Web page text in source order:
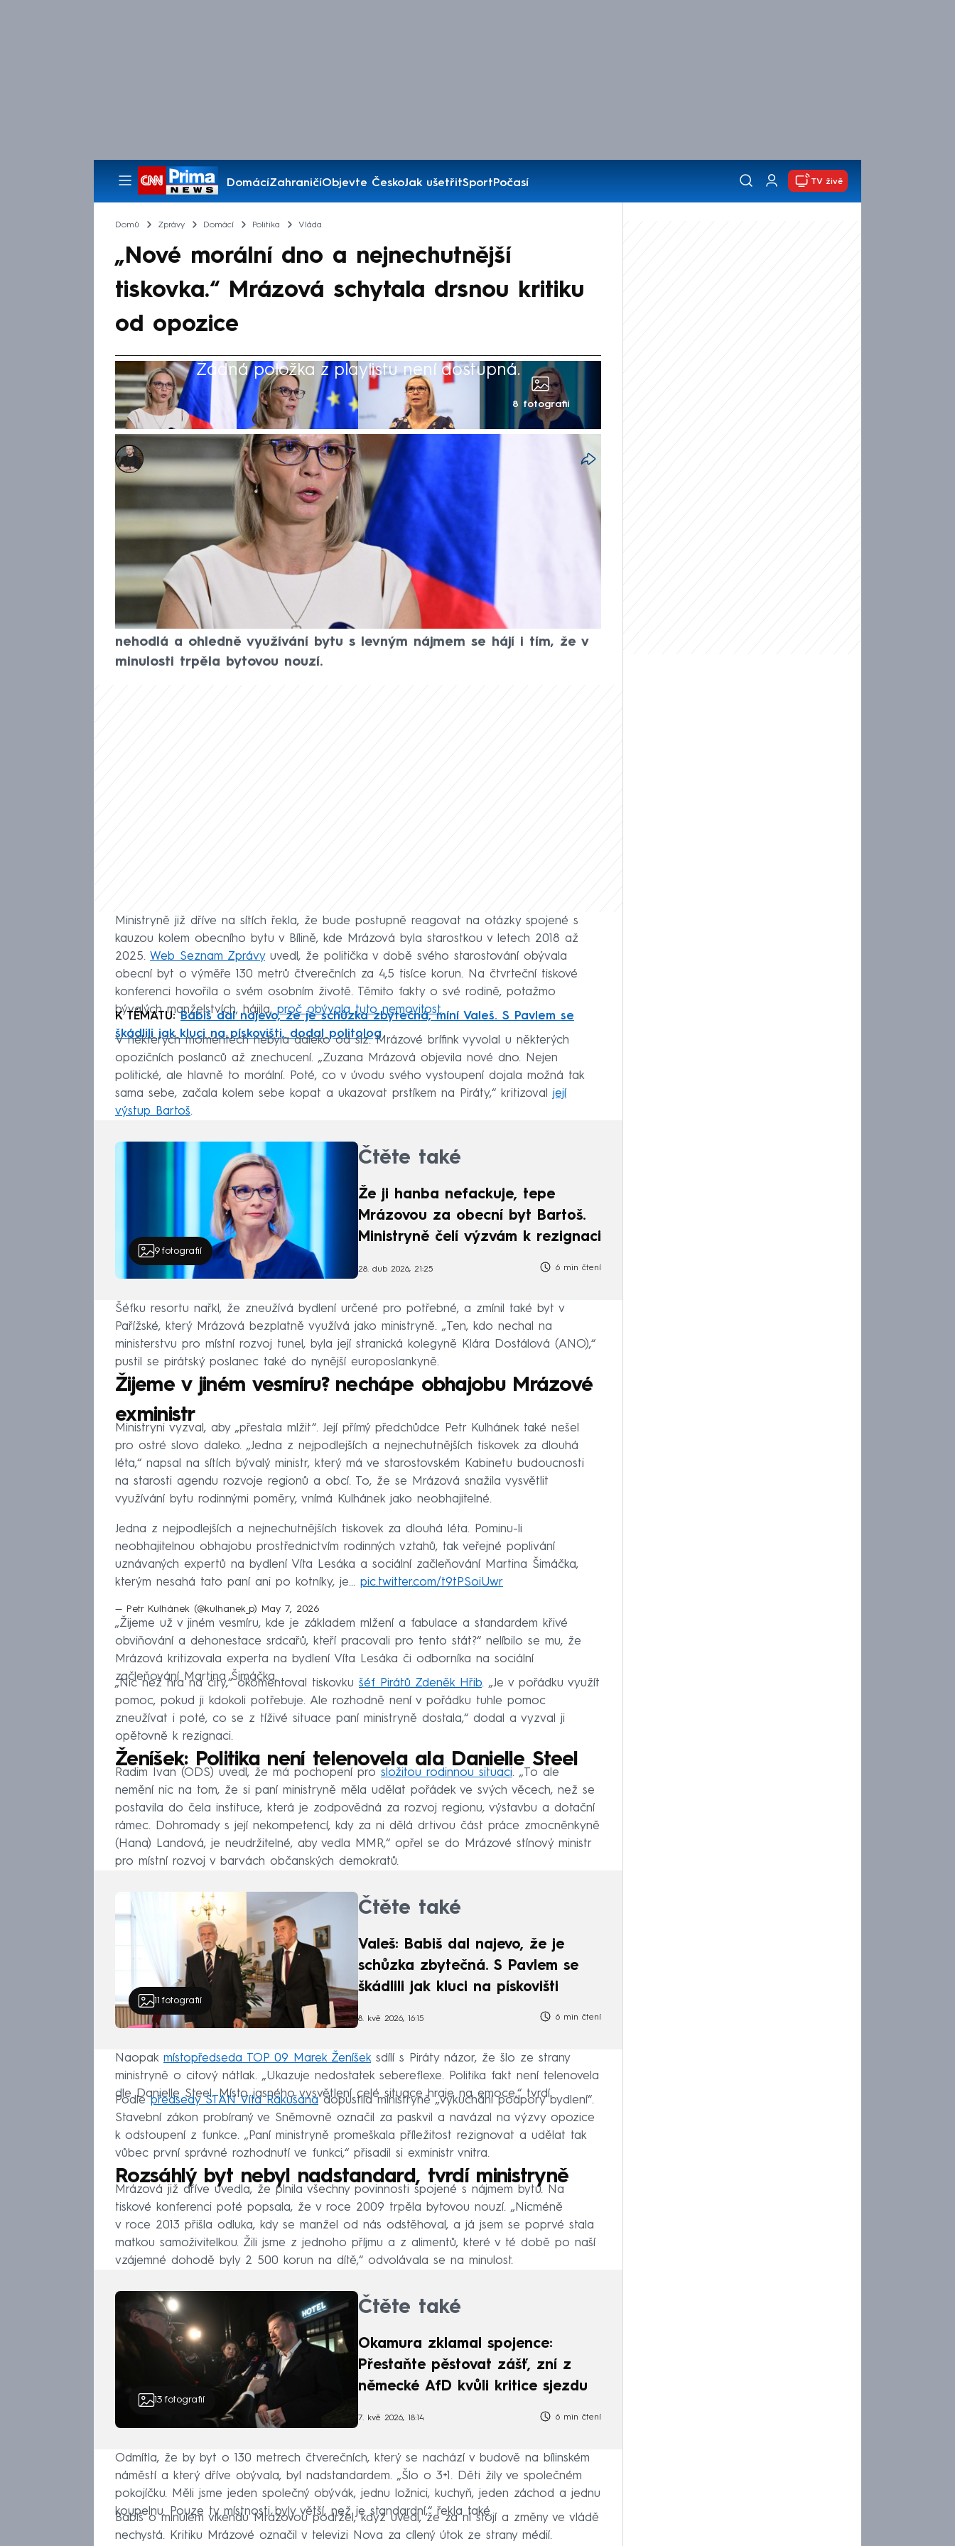
DomácíZahraničíObjevte ČeskoJak ušetřitSportPočasí
Pořady
TV živě
Domů Zprávy Domácí Politika Vláda
„Nové morální dno a nejnechutnější
tiskovka.“ Mrázová schytala drsnou kritiku
od opozice
Žádná položka z playlistu není dostupná.
8 fotografií
Marek Pausz
9. kvě 2026, 11:14
Jedna z nejpodlejších a nejnechutnějších tiskovek za dlouhá léta. Tak
okomentoval výstup ministryně pro místní rozvoj Zuzany Mrázové
(ANO) v souvislosti s její kauzou ohledně bytu v Bílině její předchůdce v
čele resortu Petr Kulhánek (za STAN). Ostře se do Mrázové pustil i
další bývalý ministr Ivan Bartoš (Piráti), podle kterého politička
„objevila nové morální dno“. Stínový ministr ODS Radim Ivan viní
Mrázovou z neudržitelné nekompetence. Šéfka resortu rezignovat
nehodlá a ohledně využívání bytu s levným nájmem se hájí i tím, že v
minulosti trpěla bytovou nouzí.
Ministryně již dříve na sítích řekla, že bude postupně reagovat na otázky spojené s
kauzou kolem obecního bytu v Bílině, kde Mrázová byla starostkou v letech 2018 až
2025. Web Seznam Zprávyuvedl, že politička v době svého starostování obývala
obecní byt o výměře 130 metrů čtverečních za 4,5 tisíce korun. Na čtvrteční tiskové
konferenci hovořila o svém osobním životě. Těmito fakty o své rodině, potažmo
bývalých manželstvích, hájila,proč obývala tuto nemovitost.
K TÉMATU:Babiš dal najevo, že je schůzka zbytečná, míní Valeš. S Pavlem se
škádlili jak kluci na pískovišti, dodal politolog
V některých momentech nebyla daleko od slz. Mrázové brífink vyvolal u některých
opozičních poslanců až znechucení. „Zuzana Mrázová objevila nové dno. Nejen
politické, ale hlavně to morální. Poté, co v úvodu svého vystoupení dojala možná tak
sama sebe, začala kolem sebe kopat a ukazovat prstíkem na Piráty,“ kritizoval její
výstup Bartoš.
9fotografií
Čtěte také
Že ji hanba nefackuje, tepe
Mrázovou za obecní byt Bartoš.
Ministryně čelí výzvám k rezignaci
28. dub 2026, 21:25 6 min čtení
Šéfku resortu nařkl, že zneužívá bydlení určené pro potřebné, a zmínil také byt v
Pařížské, který Mrázová bezplatně využívá jako ministryně. „Ten, kdo nechal na
ministerstvu pro místní rozvoj tunel, byla její stranická kolegyně Klára Dostálová (ANO),“
pustil se pirátský poslanec také do nynější europoslankyně.
Žijeme v jiném vesmíru? nechápe obhajobu Mrázové
exministr
Ministryni vyzval, aby „přestala mlžit“. Její přímý předchůdce Petr Kulhánek také nešel
pro ostré slovo daleko. „Jedna z nejpodlejších a nejnechutnějších tiskovek za dlouhá
léta,“ napsal na sítích bývalý ministr, který má ve starostovském Kabinetu budoucnosti
na starosti agendu rozvoje regionů a obcí. To, že se Mrázová snažila vysvětlit
využívání bytu rodinnými poměry, vnímá Kulhánek jako neobhajitelné.
Jedna z nejpodlejších a nejnechutnějších tiskovek za dlouhá léta. Pominu-li
neobhajitelnou obhajobu prostřednictvím rodinných vztahů, tak veřejné poplivání
uznávaných expertů na bydlení Víta Lesáka a sociální začleňování Martina Šimáčka,
kterým nesahá tato paní ani po kotníky, je… pic.twitter.com/t9tPSoiUwr
— Petr Kulhánek (@kulhanek_p) May 7, 2026
„Žijeme už v jiném vesmíru, kde je základem mlžení a fabulace a standardem křivé
obviňování a dehonestace srdcařů, kteří pracovali pro tento stát?“ nelíbilo se mu, že
Mrázová kritizovala experta na bydlení Víta Lesáka či odborníka na sociální
začleňování Martina Šimáčka.
„Nic než hra na city,“ okomentoval tiskovku šéf Pirátů Zdeněk Hřib. „Je v pořádku využít
pomoc, pokud ji kdokoli potřebuje. Ale rozhodně není v pořádku tuhle pomoc
zneužívat i poté, co se z tíživé situace paní ministryně dostala,“ dodal a vyzval ji
opětovně k rezignaci.
Ženíšek: Politika není telenovela ala Danielle Steel
Radim Ivan (ODS) uvedl, že má pochopení pro složitou rodinnou situaci. „To ale
nemění nic na tom, že si paní ministryně měla udělat pořádek ve svých věcech, než se
postavila do čela instituce, která je zodpovědná za rozvoj regionu, výstavbu a dotační
rámec. Dohromady s její nekompetencí, kdy za ni dělá drtivou část práce zmocněnkyně
(Hana) Landová, je neudržitelné, aby vedla MMR,“ opřel se do Mrázové stínový ministr
pro místní rozvoj v barvách občanských demokratů.
11 fotografií
Čtěte také
Valeš: Babiš dal najevo, že je
schůzka zbytečná. S Pavlem se
škádlili jak kluci na pískovišti
8. kvě 2026, 16:15 6 min čtení
Naopak místopředseda TOP 09 Marek Ženíšeksdílí s Piráty názor, že šlo ze strany
ministryně o citový nátlak. „Ukazuje nedostatek sebereflexe. Politika fakt není telenovela
dle Danielle Steel. Místo jasného vysvětlení celé situace hraje na emoce,“ tvrdí.
Podlepředsedy STAN Víta Rakušanadopustila ministryně „vykuchání podpory bydlení“.
Stavební zákon probíraný ve Sněmovně označil za paskvil a navázal na výzvy opozice
k odstoupení z funkce. „Paní ministryně promeškala příležitost rezignovat a udělat tak
vůbec první správné rozhodnutí ve funkci,“ přisadil si exministr vnitra.
Rozsáhlý byt nebyl nadstandard, tvrdí ministryně
Mrázová již dříve uvedla, že plnila všechny povinnosti spojené s nájmem bytu. Na
tiskové konferenci poté popsala, že v roce 2009 trpěla bytovou nouzí. „Nicméně
v roce 2013 přišla odluka, kdy se manžel od nás odstěhoval, a já jsem se poprvé stala
matkou samoživitelkou. Žili jsme z jednoho příjmu a z alimentů, které v té době po naší
vzájemné dohodě byly 2 500 korun na dítě,“ odvolávala se na minulost.
13 fotografií
Čtěte také
Okamura zklamal spojence:
Přestaňte pěstovat zášť, zní z
německé AfD kvůli kritice sjezdu
7. kvě 2026, 18:14 6 min čtení
Odmítla, že by byt o 130 metrech čtverečních, který se nachází v budově na bílinském
náměstí a který dříve obývala, byl nadstandardem. „Šlo o 3+1. Děti žily ve společném
pokojíčku. Měli jsme jeden společný obývák, jednu ložnici, kuchyň, jeden záchod a jednu
koupelnu. Pouze ty místnosti byly větší, než je standardní,“ řekla také.
Babiš o minulém víkendu Mrázovou podržel, když uvedl, že za ní stojí a změny ve vládě
nechystá. Kritiku Mrázové označil v televizi Nova za cílený útok ze strany médií.